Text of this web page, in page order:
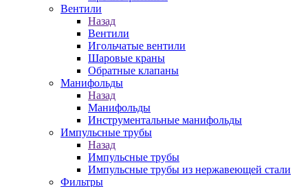
Вентили
Назад
Вентили
Игольчатые вентили
Шаровые краны
Обратные клапаны
Манифольды
Назад
Манифольды
Инструментальные манифольды
Импульсные трубы
Назад
Импульсные трубы
Импульсные трубы из нержавеющей стали
Фильтры